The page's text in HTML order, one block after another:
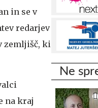
in se v
redarjev
zemljišč, ki
na kraj
Ne